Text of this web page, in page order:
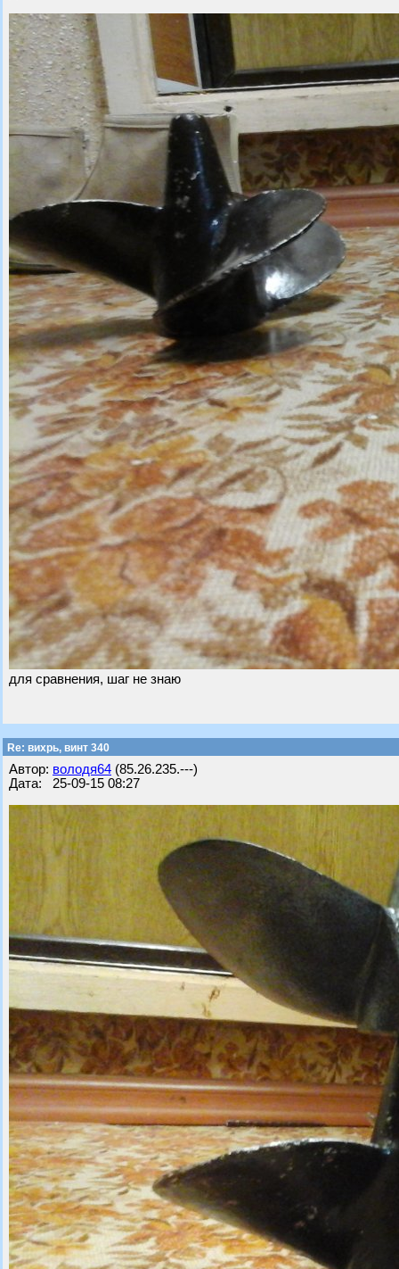
для сравнения, шаг не знаю
Re: вихрь, винт 340
Автор: володя64 (85.26.235.---)
Дата: 25-09-15 08:27